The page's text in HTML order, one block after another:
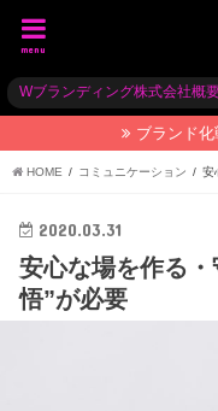
menu
Wブランディング株式会社概
ブランド
HOME コミュニケーション 安
2020.03.31
安心な場を作る
悟”が必要